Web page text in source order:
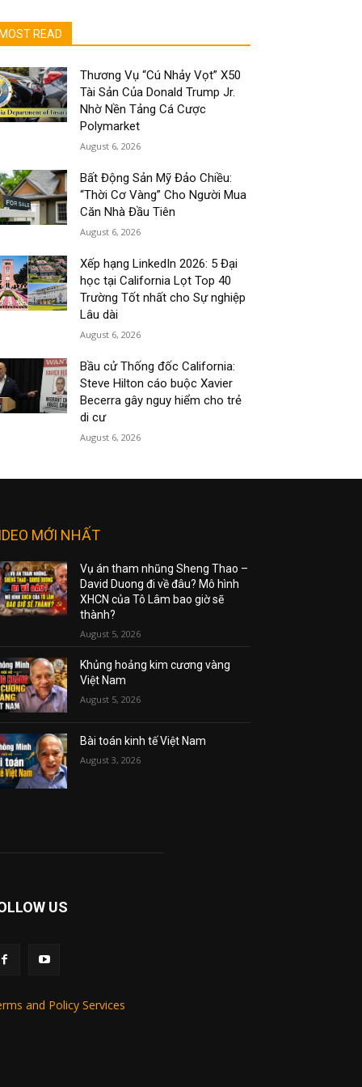
MOST READ
Thương Vụ “Cú Nhảy Vọt” X50
Tài Sản Của Donald Trump Jr.
Nhờ Nền Tảng Cá Cược
Polymarket
August 6, 2026
Bất Động Sản Mỹ Đảo Chiều:
“Thời Cơ Vàng” Cho Người Mua
Căn Nhà Đầu Tiên
August 6, 2026
Xếp hạng LinkedIn 2026: 5 Đại
học tại California Lọt Top 40
Trường Tốt nhất cho Sự nghiệp
Lâu dài
August 6, 2026
Bầu cử Thống đốc California:
Steve Hilton cáo buộc Xavier
Becerra gây nguy hiểm cho trẻ
di cư
August 6, 2026
MỚI NHẤT
Vụ án tham nhũng Sheng Thao –
David Duong đi về đâu? Mô hình
XHCN của Tô Lâm bao giờ sẽ
thành?
August 5, 2026
Khủng hoảng kim cương vàng
Việt Nam
August 5, 2026
Bài toán kinh tế Việt Nam
August 3, 2026
US
and Policy Services